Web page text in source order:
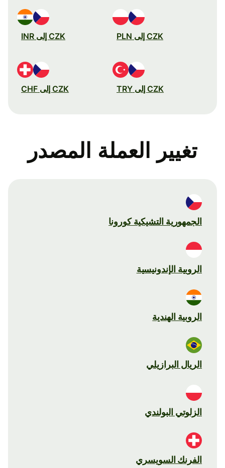
CZK إلى PLN CZK إلى INR
CZK إلى TRY CZK إلى CHF
تغيير العملة المصدر
الجمهورية التشيكية كورونا
الروبية الإندونيسية
الروبية الهندية
الريال البرازيلي
الزلوتي البولندي
الفرنك السويسري